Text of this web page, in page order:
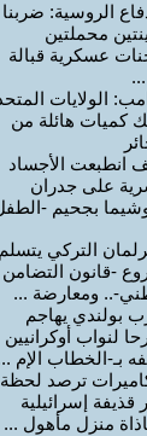
الروسية: ضربنا
محملتين
عسكرية قبالة
الولايات
كميات هائلة من
انطبعت الأجساد
على جدران
بجحيم -
التركي يتسلم
-قانون التضامن
.. ومعارضة ...
بولندي يهاجم
لنواب أوكرانيين
بـ-الخطاب الإم
ترصد لحظة
قذيفة إسرائيلية
منزل مأهول ...